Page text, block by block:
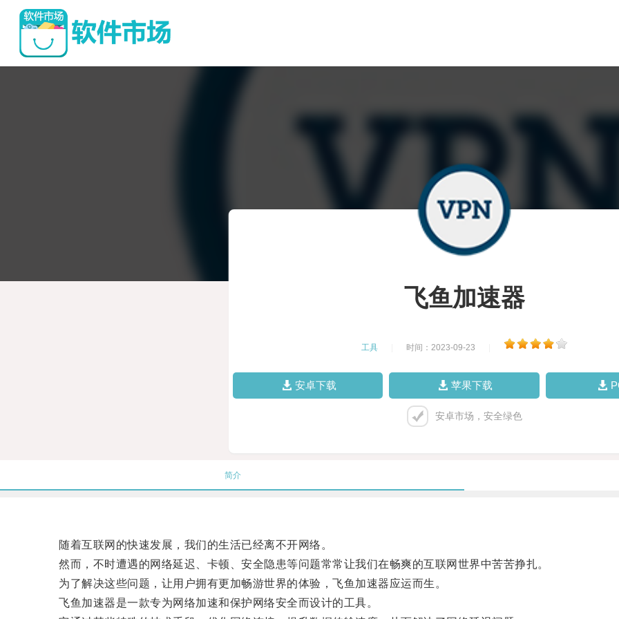
飞鱼加速器
工具 时间：2023-09-23
安卓下载 苹果下载
安卓市场，安全绿色
简介
随着互联网的快速发展，我们的生活已经离不开网络。
然而，不时遭遇的网络延迟、卡顿、安全隐患等问题常常让我们在畅爽的互联网世界中苦苦挣扎。
为了解决这些问题，让用户拥有更加畅游世界的体验，飞鱼加速器应运而生。
飞鱼加速器是一款专为网络加速和保护网络安全而设计的工具。